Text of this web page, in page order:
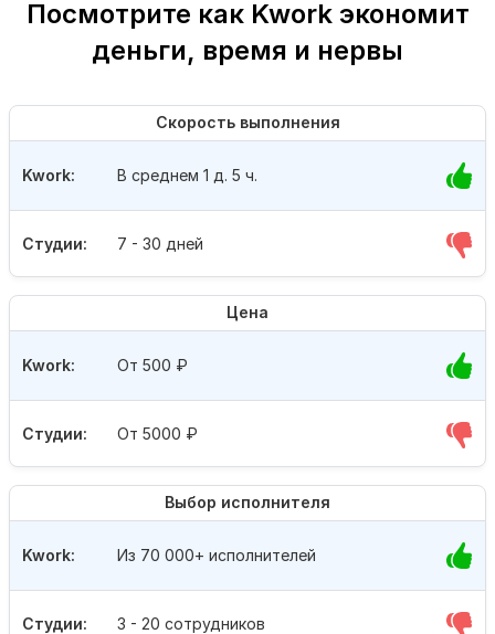
Посмотрите как Kwork экономит
деньги, время и нервы
Скорость выполнения
Студии: 7 - 30 дней
Kwork: В среднем 1 д. 5 ч.
Цена
Студии: От 5000 ₽
Kwork: От 500 ₽
Выбор исполнителя
Студии: 3 - 20 сотрудников
Kwork: Из 70 000+ исполнителей